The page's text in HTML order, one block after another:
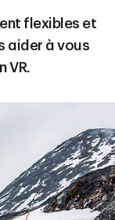
flexibles et
aider à vous
VR.